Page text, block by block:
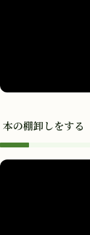
本の棚卸しをする